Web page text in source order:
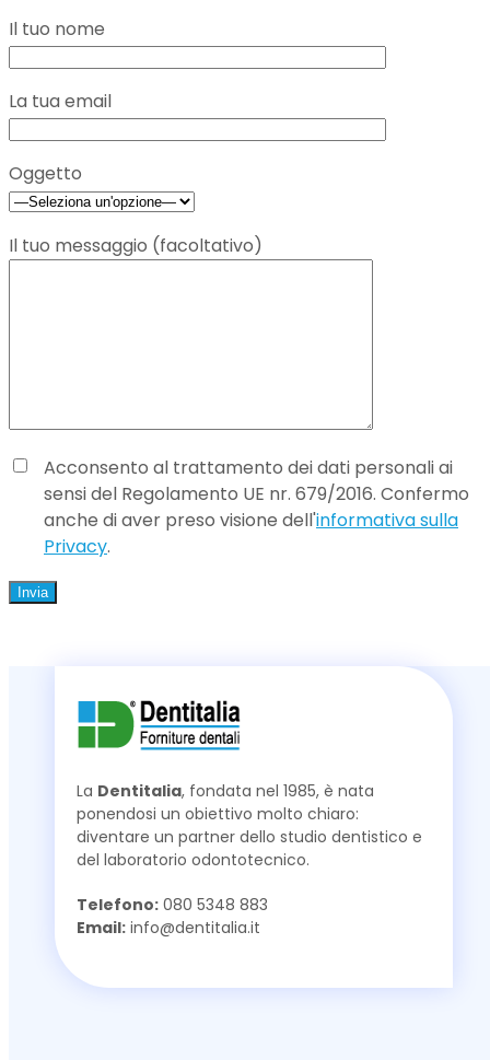
Il tuo nome
La tua email
Oggetto
Il tuo messaggio (facoltativo)
Acconsento al trattamento dei dati personali ai
sensi del Regolamento UE nr. 679/2016. Confermo
anche di aver preso visione dell'informativa sulla
Privacy.
La Dentitalia, fondata nel 1985, è nata
ponendosi un obiettivo molto chiaro:
diventare un partner dello studio dentistico e
del laboratorio odontotecnico.
Telefono: 080 5348 883
Email: info@dentitalia.it